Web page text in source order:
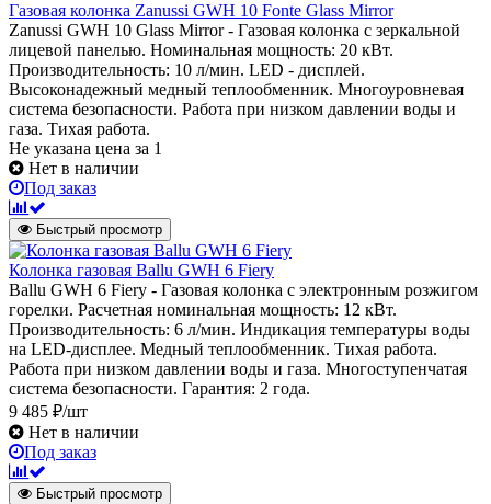
Газовая колонка Zanussi GWH 10 Fonte Glass Mirror
Zanussi GWH 10 Glass Mirror - Газовая колонка c зеркальной
лицевой панелью. Номинальная мощность: 20 кВт.
Производительность: 10 л/мин. LED - дисплей.
Высоконадежный медный теплообменник. Многоуровневая
система безопасности. Работа при низком давлении воды и
газа. Тихая работа.
Не указана цена за 1
Нет в наличии
Под заказ
Быстрый просмотр
Колонка газовая Ballu GWH 6 Fiery
Ballu GWH 6 Fiery - Газовая колонка с электронным розжигом
горелки. Расчетная номинальная мощность: 12 кВт.
Производительность: 6 л/мин. Индикация температуры воды
на LED-дисплее. Медный теплообменник. Тихая работа.
Работа при низком давлении воды и газа. Многоступенчатая
система безопасности. Гарантия: 2 года.
9 485 ₽/шт
Нет в наличии
Под заказ
Быстрый просмотр